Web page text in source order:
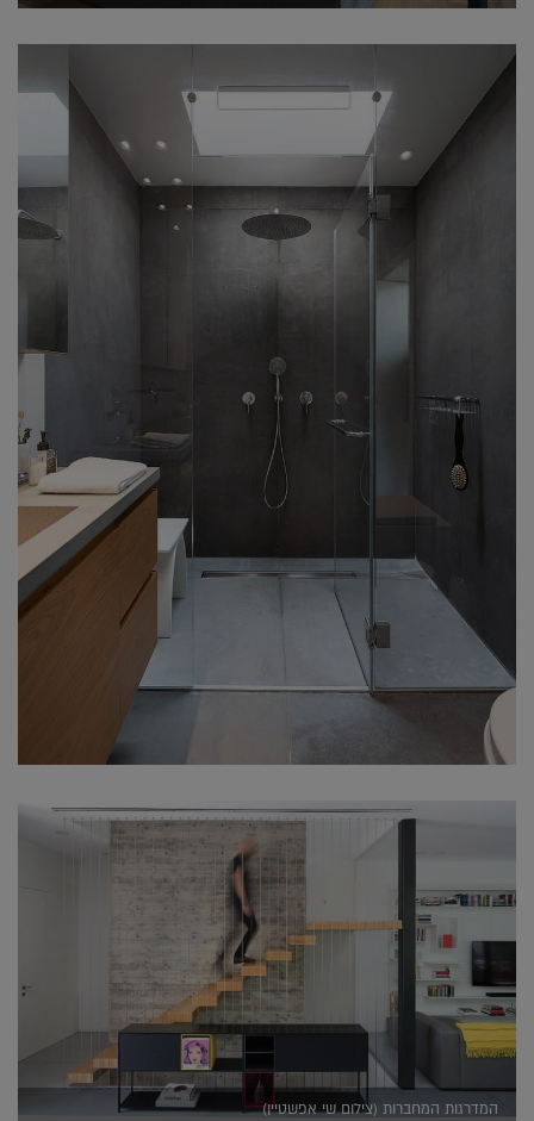
המדרגות המחברות (צילום שי אפשטיין)